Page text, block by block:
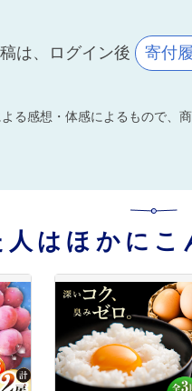
は、ログイン後 寄付
る感想・体感によるもので、
はほかにこ